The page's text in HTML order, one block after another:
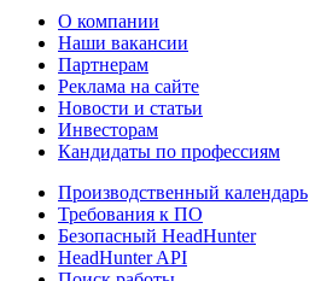
О компании
Наши вакансии
Партнерам
Реклама на сайте
Новости и статьи
Инвесторам
Кандидаты по профессиям
Производственный календарь
Требования к ПО
Безопасный HeadHunter
HeadHunter API